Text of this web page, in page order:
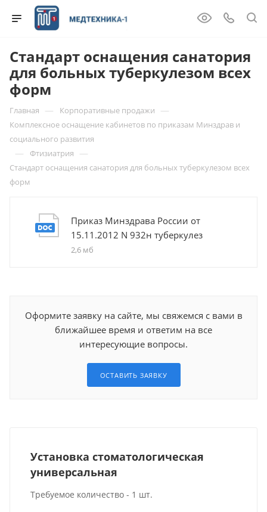
Стандарт оснащения санатория
для больных туберкулезом всех
форм
Главная — Корпоративные продажи —
Комплексное оснащение кабинетов по приказам Минздрав и
социального развития
— Фтизиатрия —
Стандарт оснащения санатория для больных туберкулезом всех
форм
Приказ Минздрава России от
15.11.2012 N 932н туберкулез
2,6 мб
Оформите заявку на сайте, мы свяжемся с вами в
ближайшее время и ответим на все
интересующие вопросы.
ОСТАВИТЬ ЗАЯВКУ
Установка стоматологическая
универсальная
Требуемое количество - 1 шт.